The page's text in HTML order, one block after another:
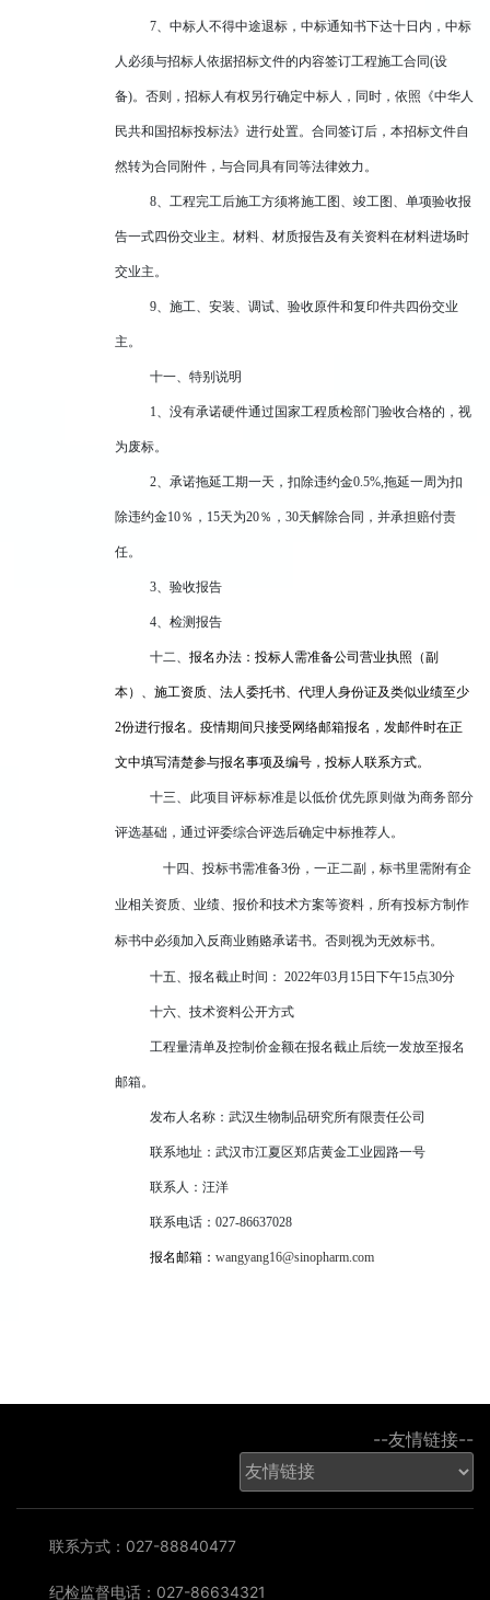
7、中标人不得中途退标，中标通知书下达十日内，中标
人必须与招标人依据招标文件的内容签订工程施工合同(设
备)。否则，招标人有权另行确定中标人，同时，依照《中华人
民共和国招标投标法》进行处置。合同签订后，本招标文件自
然转为合同附件，与合同具有同等法律效力。
8、工程完工后施工方须将施工图、竣工图、单项验收报
告一式四份交业主。材料、材质报告及有关资料在材料进场时
交业主。
9、施工、安装、调试、验收原件和复印件共四份交业
主。
十一、特别说明
1、没有承诺硬件通过国家工程质检部门验收合格的，视
为废标。
2、承诺拖延工期一天，扣除违约金0.5%,拖延一周为扣
除违约金10％，15天为20％，30天解除合同，并承担赔付责
任。
3、验收报告
4、检测报告
十二、 报名办法：投标人需准备公司营业执照（副
本）、施工资质、法人委托书、代理人身份证及类似业绩至少
2份进行报名。疫情期间只接受网络邮箱报名，发邮件时在正
文中填写清楚参与报名事项及编号，投标人联系方式。
十三、此项目评标标准是以低价优先原则做为商务部分
评选基础，通过评委综合评选后确定中标推荐人。
十四、 投标书需准备3份，一正二副，标书里需附有企
业相关资质、业绩、报价和技术方案等资料，所有投标方制作
标书中必须加入反商业贿赂承诺书。否则视为无效标书。
十五、报名截止时间： 2022年03月 15日下午15点30分
十六、技术资料公开方式
工程量清单及控制价金额在报名截止后统一发放至报名
邮箱。
发布人名称：武汉生物制品研究所有限责任公司
联系地址：武汉市江夏区郑店黄金工业园路一号
联系人：汪洋
联系电话： 027-86637028
报名邮箱： wangyang16@sinopharm.com
--友情链接--
联系方式：027-88840477
纪检监督电话：027-86634321